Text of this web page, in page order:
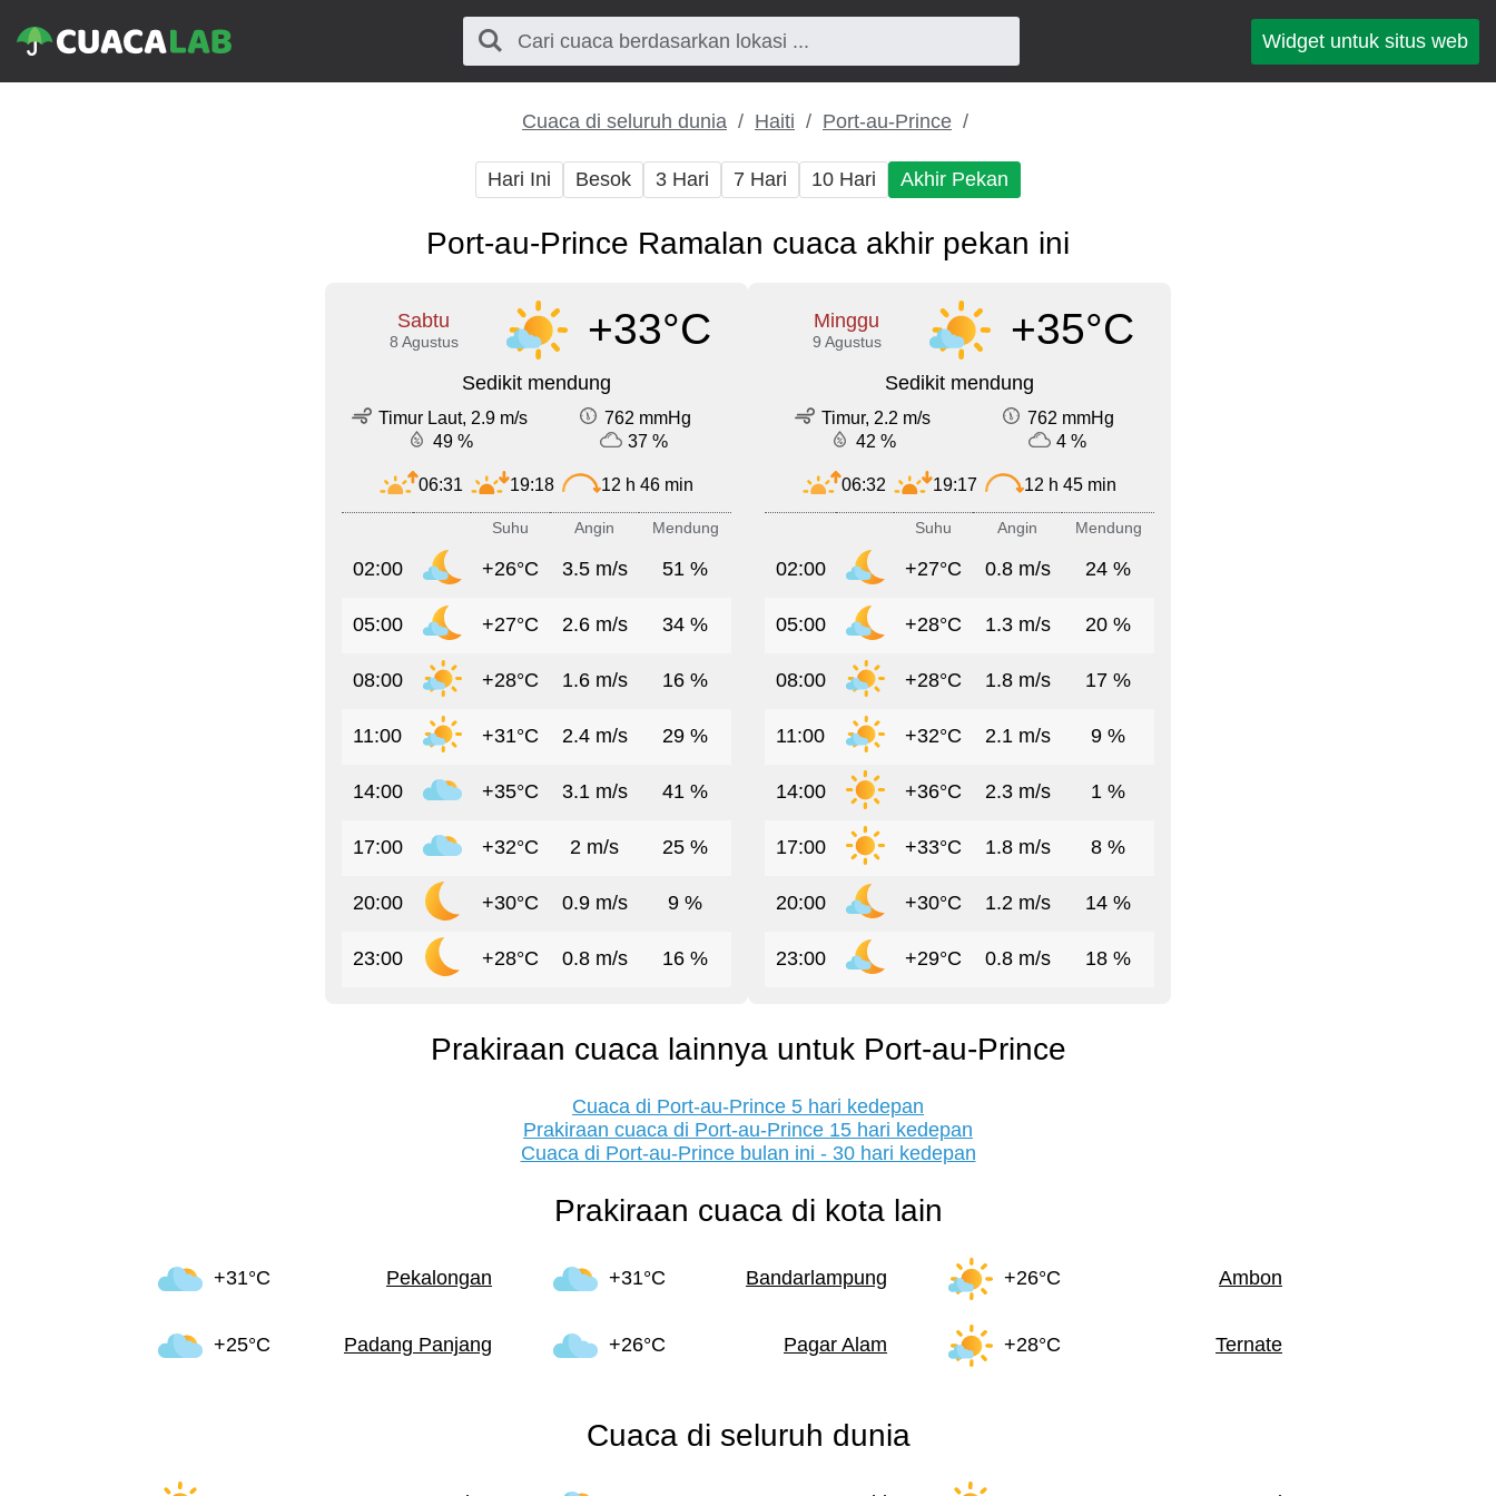
Widget untuk situs web
Cuaca di seluruh dunia Haiti Port-au-Prince
Hari Ini Besok 3 Hari 7 Hari 10 Hari Akhir Pekan
Port-au-Prince Ramalan cuaca akhir pekan ini
Sabtu
8 Agustus +33°C
Sedikit mendung
Timur Laut, 2.9 m/s
762 mmHg
49 %
37 %
06:31 19:18 12 h 46 min
Suhu Angin Mendung
02:00 +26°C 3.5 m/s 51 %
05:00 +27°C 2.6 m/s 34 %
08:00 +28°C 1.6 m/s 16 %
11:00 +31°C 2.4 m/s 29 %
14:00 +35°C 3.1 m/s 41 %
17:00 +32°C 2 m/s 25 %
20:00 +30°C 0.9 m/s 9 %
23:00 +28°C 0.8 m/s 16 %
Minggu
9 Agustus +35°C
Sedikit mendung
Timur, 2.2 m/s
762 mmHg
42 %
4 %
06:32 19:17 12 h 45 min
Suhu Angin Mendung
02:00 +27°C 0.8 m/s 24 %
05:00 +28°C 1.3 m/s 20 %
08:00 +28°C 1.8 m/s 17 %
11:00 +32°C 2.1 m/s 9 %
14:00 +36°C 2.3 m/s 1 %
17:00 +33°C 1.8 m/s 8 %
20:00 +30°C 1.2 m/s 14 %
23:00 +29°C 0.8 m/s 18 %
Prakiraan cuaca lainnya untuk Port-au-Prince
Cuaca di Port-au-Prince 5 hari kedepan
Prakiraan cuaca di Port-au-Prince 15 hari kedepan
Cuaca di Port-au-Prince bulan ini - 30 hari kedepan
Prakiraan cuaca di kota lain
+31°C Pekalongan +31°C Bandarlampung +26°C Ambon
+25°C Padang Panjang +26°C Pagar Alam +28°C Ternate
Cuaca di seluruh dunia